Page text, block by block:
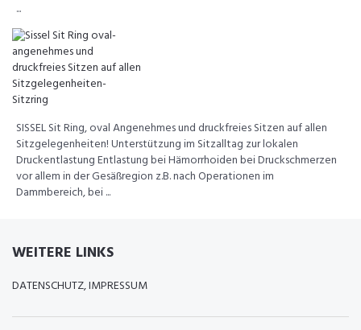
...
SISSEL Sit Ring, oval Angenehmes und druckfreies Sitzen auf allen
Sitzgelegenheiten! Unterstützung im Sitzalltag zur lokalen
Druckentlastung Entlastung bei Hämorrhoiden bei Druckschmerzen
vor allem in der Gesäßregion z.B. nach Operationen im
Dammbereich, bei ...
WEITERE LINKS
DATENSCHUTZ, IMPRESSUM